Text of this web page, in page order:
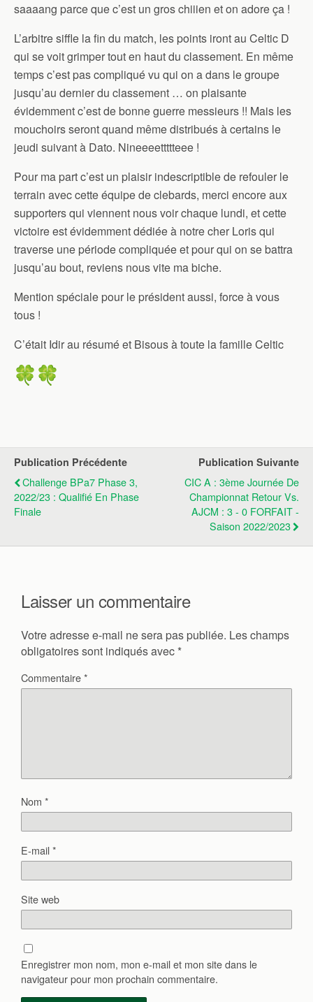
saaaang parce que c’est un gros chiiien et on adore ça !
L’arbitre siffle la fin du match, les points iront au Celtic D
qui se voit grimper tout en haut du classement. En même
temps c’est pas compliqué vu qui on a dans le groupe
jusqu’au dernier du classement … on plaisante
évidemment c’est de bonne guerre messieurs !! Mais les
mouchoirs seront quand même distribués à certains le
jeudi suivant à Dato. Nineeeettttteee !
Pour ma part c’est un plaisir indescriptible de refouler le
terrain avec cette équipe de clebards, merci encore aux
supporters qui viennent nous voir chaque lundi, et cette
victoire est évidemment dédiée à notre cher Loris qui
traverse une période compliquée et pour qui on se battra
jusqu’au bout, reviens nous vite ma biche.
Mention spéciale pour le président aussi, force à vous
tous !
C’était Idir au résumé et Bisous à toute la famille Celtic
Publication Précédente
Challenge BPa7 Phase 3,
2022/23 : Qualifié En Phase
Finale
Publication Suivante
CIC A : 3ème Journée De
Championnat Retour Vs.
AJCM : 3 - 0 FORFAIT -
Saison 2022/2023
Laisser un commentaire
Votre adresse e-mail ne sera pas publiée. Les champs
obligatoires sont indiqués avec *
Commentaire*
Nom *
E-mail*
Site web
Enregistrer mon nom, mon e-mail et mon site dans le
navigateur pour mon prochain commentaire.